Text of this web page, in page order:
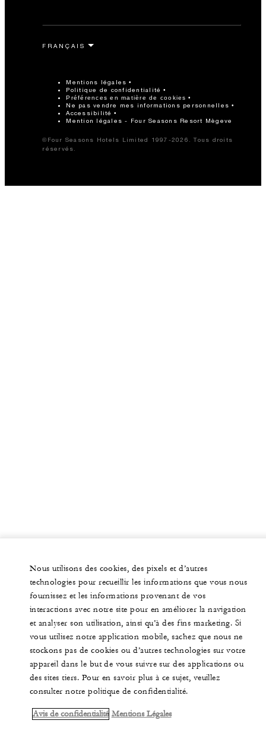
Mentions légales
Politique de confidentialité
Préférences en matière de cookies
Ne pas vendre mes informations personnelles
Accessibilité
Mention légales - Four Seasons Resort Mègeve
©Four Seasons Hotels Limited 1997-2026. Tous droits
réservés.
Nous utilisons des cookies, des pixels et d’autres
technologies pour recueillir les informations que vous nous
fournissez et les informations provenant de vos
interactions avec notre site pour en améliorer la navigation
et analyser son utilisation, ainsi qu’à des fins marketing. Si
vous utilisez notre application mobile, sachez que nous ne
stockons pas de cookies ou d’autres technologies sur votre
appareil dans le but de vous suivre sur des applications ou
des sites tiers. Pour en savoir plus à ce sujet, veuillez
consulter notre politique de confidentialité.
Avis de confidentialité Mentions Légales